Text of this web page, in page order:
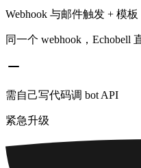
Webhook 与邮件触发 + 模板
同一个 webhook，Echobell
需自己写代码调 bot API
紧急升级